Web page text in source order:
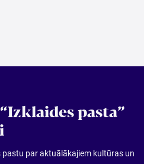
pasta”
pastu par aktuālākajiem kultūras un